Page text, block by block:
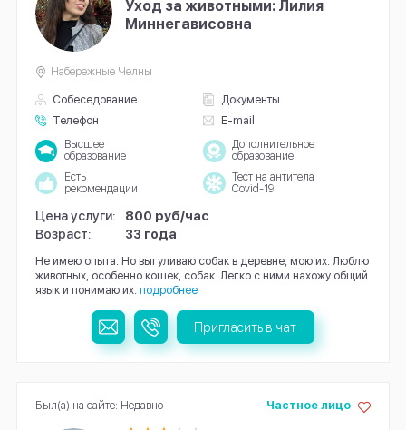
Уход за животными: Лилия
Миннегависовна
Собеседование
Документы
Телефон
E-mail
Набережные Челны
Высшее
образование
Дополнительное
образование
Есть
рекомендации
Тест на антитела
Covid-19
Цена услуги:
800 руб/час
Возраст:
33 года
Не имею опыта. Но выгуливаю собак в деревне, мою их. Люблю
животных, особенно кошек, собак. Легко с ними нахожу общий
язык и понимаю их. подробнее
Пригласить в чат
Частное лицо
Был(а) на сайте: Недавно